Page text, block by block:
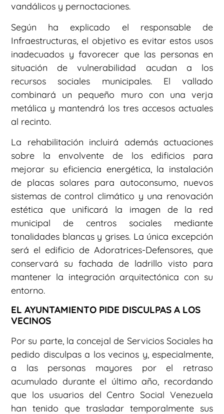
vandálicos y pernoctaciones.
Según ha explicado el responsable de
Infraestructuras, el objetivo es evitar estos usos
inadecuados y favorecer que las personas en
situación de vulnerabilidad acudan a los
recursos sociales municipales. El vallado
combinará un pequeño muro con una verja
metálica y mantendrá los tres accesos actuales
al recinto.
La rehabilitación incluirá además actuaciones
sobre la envolvente de los edificios para
mejorar su eficiencia energética, la instalación
de placas solares para autoconsumo, nuevos
sistemas de control climático y una renovación
estética que unificará la imagen de la red
municipal de centros sociales mediante
tonalidades blancas y grises. La única excepción
será el edificio de Adoratrices-Defensores, que
conservará su fachada de ladrillo visto para
mantener la integración arquitectónica con su
entorno.
EL AYUNTAMIENTO PIDE DISCULPAS A LOS
VECINOS
Por su parte, la concejal de Servicios Sociales ha
pedido disculpas a los vecinos y, especialmente,
a las personas mayores por el retraso
acumulado durante el último año, recordando
que los usuarios del Centro Social Venezuela
han tenido que trasladar temporalmente sus